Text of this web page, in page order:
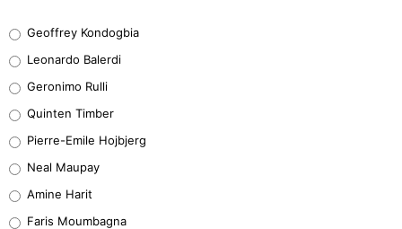
38%
32%
4%
1%
Geoffrey Kondogbia
Leonardo Balerdi
Geronimo Rulli
Quinten Timber
Pierre-Emile Hojbjerg
Neal Maupay
Amine Harit
Faris Moumbagna